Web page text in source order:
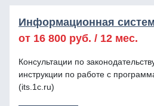
Информационная
от 16 800 руб. / 12 мес.
Консультации по
инструкции по работе с
(its.1c.ru)